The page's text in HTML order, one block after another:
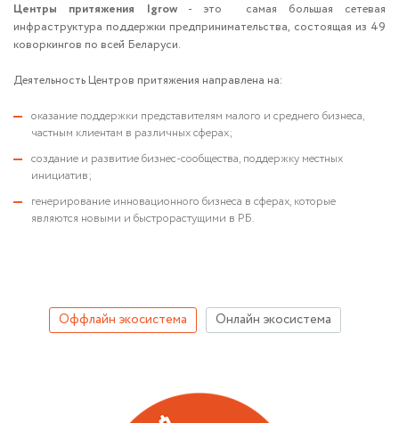
Центры притяжения Igrow- это самая большая сетевая
инфраструктура поддержки предпринимательства, состоящая из 49
коворкингов по всей Беларуси.
Деятельность Центров притяжения направлена на:
оказание поддержки представителям малого и среднего бизнеса,
частным клиентам в различных сферах;
создание и развитие бизнес-сообщества, поддержку местных
инициатив;
генерирование инновационного бизнеса в сферах, которые
являются новыми и быстрорастущими в РБ.
Оффлайн экосистема Онлайн экосистема